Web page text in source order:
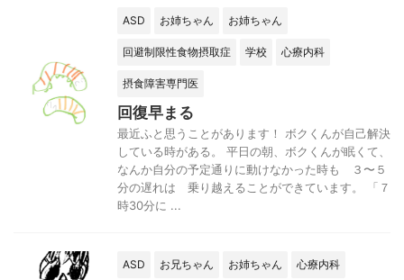
ASD お姉ちゃん お姉ちゃん
回避制限性食物摂取症 学校 心療内科
摂食障害専門医
回復早まる
最近ふと思うことがあります！ ボクくんが自己解決
している時がある。 平日の朝、ボクくんが眠くて、
なんか自分の予定通りに動けなかった時も ３〜５
分の遅れは 乗り越えることができています。 「７
時30分に ...
ASD お兄ちゃん お姉ちゃん 心療内科